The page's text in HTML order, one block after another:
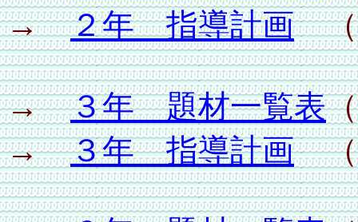
→２年 指導計画（
→３年 題材一覧表
→３年 指導計画（